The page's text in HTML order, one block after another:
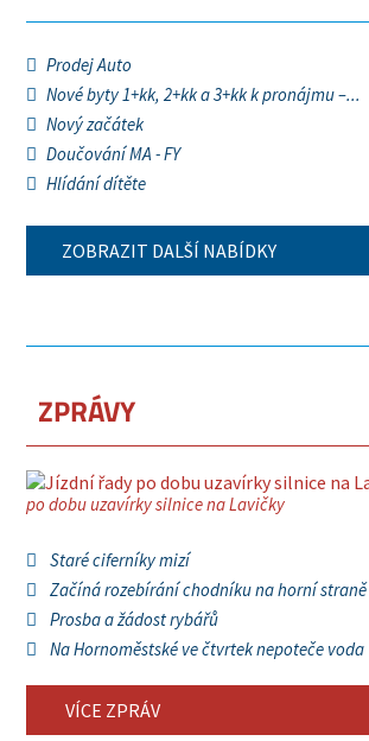
Prodej Auto
Nové byty 1+kk, 2+kk a 3+kk k pronájmu –...
Nový začátek
Doučování MA - FY
Hlídání dítěte
ZOBRAZIT DALŠÍ NABÍDKY
ZPRÁVY
po dobu uzavírky silnice na Lavičky
Staré ciferníky mizí
Začíná rozebírání chodníku na horní straně
Prosba a žádost rybářů
Na Hornoměstské ve čtvrtek nepoteče voda
VÍCE ZPRÁV